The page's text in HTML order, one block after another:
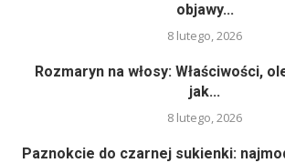
objawy...
8 lutego, 2026
Rozmaryn na włosy: Właściwości,
jak...
8 lutego, 2026
Paznokcie do czarnej sukienki: